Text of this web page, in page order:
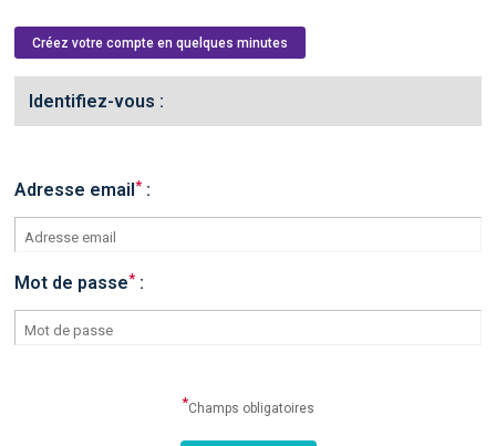
Créez votre compte en quelques minutes
Identifiez-vous :
Adresse email*:
Mot de passe*:
*Champs obligatoires